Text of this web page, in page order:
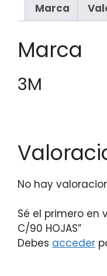
Marca
Marca
3M
No hay
Sé el primero en
C/90 HOJAS”
Debes acceder